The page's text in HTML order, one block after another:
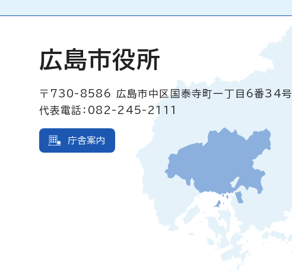
広島市役所
〒730-8586
広島市中区国泰寺町一丁目6番34号
代表電話：082-245-2111
庁舎案内